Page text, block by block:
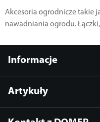
Akcesoria ogrodnicze takie
nawadniania ogrodu.
Informacje
Artykuły